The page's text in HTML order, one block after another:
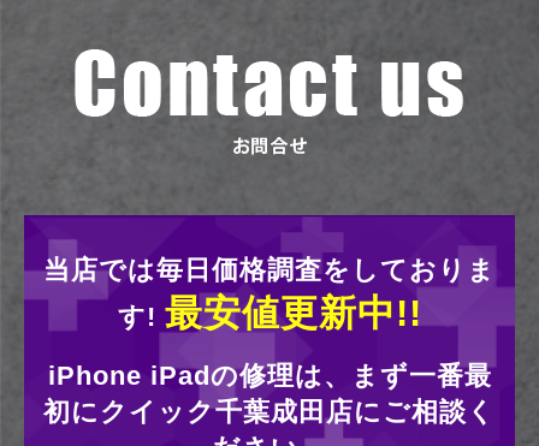
当店では毎日価格調査をしておりま
す! 最安値更新中!!
iPhone iPadの修理は、まず一番最
初にクイック千葉成田店にご相談く